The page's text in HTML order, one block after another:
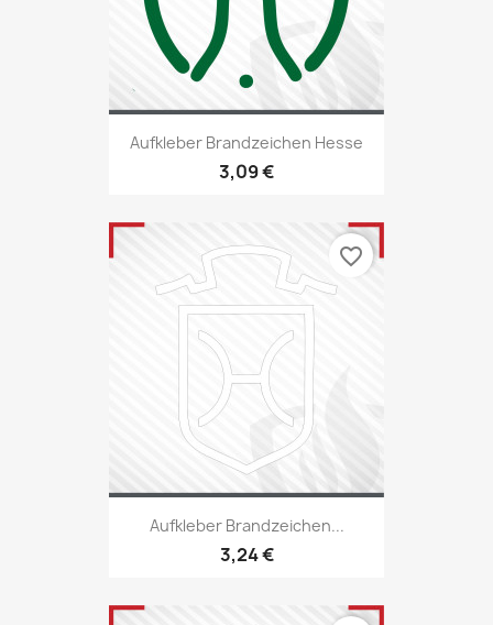
Aufkleber Brandzeichen Hesse
3,09 €
Aufkleber Brandzeichen...
3,24 €
favorite_border